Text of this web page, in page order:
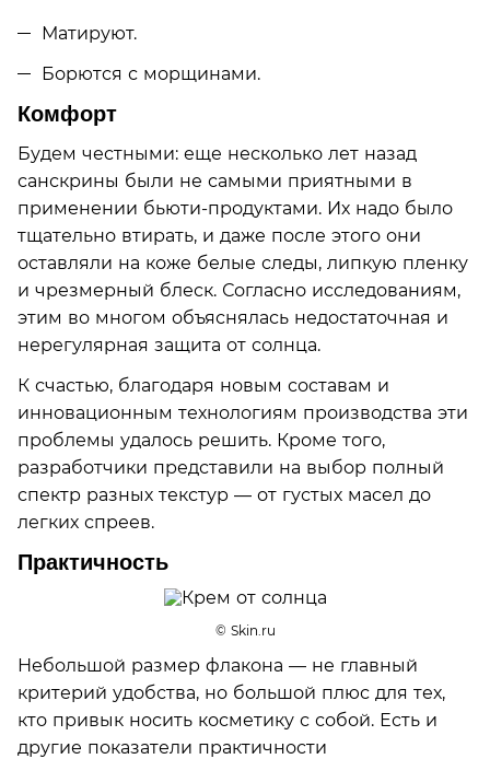
Матируют.
Борются с морщинами.
Комфорт
Будем честными: еще несколько лет назад
санскрины были не самыми приятными в
применении бьюти-продуктами. Их надо было
тщательно втирать, и даже после этого они
оставляли на коже белые следы, липкую пленку
и чрезмерный блеск. Согласно исследованиям,
этим во многом объяснялась недостаточная и
нерегулярная защита от солнца.
К счастью, благодаря новым составам и
инновационным технологиям производства эти
проблемы удалось решить. Кроме того,
разработчики представили на выбор полный
спектр разных текстур — от густых масел до
легких спреев.
Практичность
© Skin.ru
Небольшой размер флакона — не главный
критерий удобства, но большой плюс для тех,
кто привык носить косметику с собой. Есть и
другие показатели практичности